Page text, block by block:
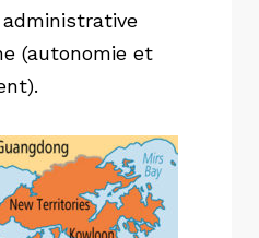
(autonomie et